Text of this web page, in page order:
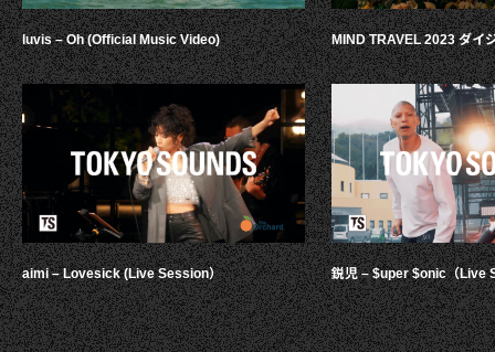
luvis – Oh (Official Music Video)
aimi – Lovesick (Live Session）
MIND TRAVEL 2023 ダイ
鋭児 – $uper $onic（Live